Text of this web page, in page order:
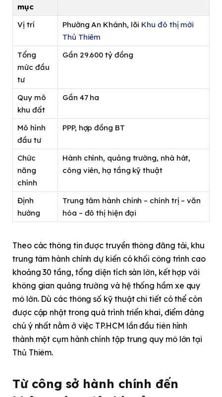
mục
Vị trí Phường An Khánh, lõi Khu đô thị mới
Thủ Thiêm
Tổng
mức đầu
tư
Gần 29.600 tỷ đồng
Quy mô
khu đất
Gần 47 ha
Mô hình
đầu tư
PPP, hợp đồng BT
Chức
năng
chính
Hành chính, quảng trường, nhà hát,
công viên, hạ tầng kỹ thuật
Định
hướng
Trung tâm hành chính – chính trị – văn
hóa – đô thị hiện đại
Theo các thông tin được truyền thông đăng tải, khu
trung tâm hành chính dự kiến có khối công trình cao
khoảng 30 tầng, tổng diện tích sàn lớn, kết hợp với
không gian quảng trường và hệ thống hầm xe quy
mô lớn. Dù các thông số kỹ thuật chi tiết có thể còn
được cập nhật trong quá trình triển khai, điểm đáng
chú ý nhất nằm ở việc TP.HCM lần đầu tiên hình
thành một cụm hành chính tập trung quy mô lớn tại
Thủ Thiêm.
Từ công sở hành chính đến